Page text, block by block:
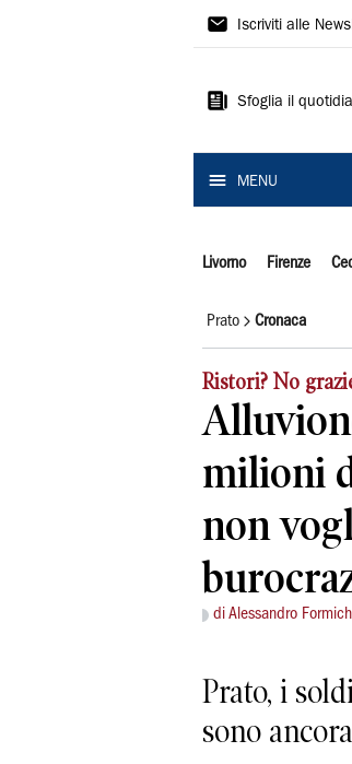
Il
Iscriviti alle
Sfoglia il
MENU
Livorno Firenze
Prato Cronaca
Ristori? No
milioni
non
di Alessandro
Prato, i
sono